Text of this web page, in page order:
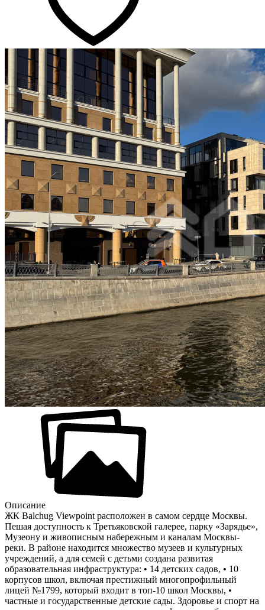
Описание
ЖК Balchug Viewpoint расположен в самом сердце Москвы.
Пешая доступность к Третьяковской галерее, парку «Зарядье»,
Музеону и живописным набережным и каналам Москвы-
реки. В районе находится множество музеев и культурных
учреждений, а для семей с детьми создана развитая
образовательная инфраструктура: • 14 детских садов, • 10
корпусов школ, включая престижный многопрофильный
лицей №1799, который входит в топ-10 школ Москвы, •
частные и государственные детские сады. Здоровье и спорт на